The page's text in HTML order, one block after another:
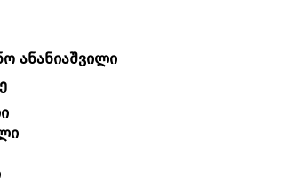
ანანიაშვილი